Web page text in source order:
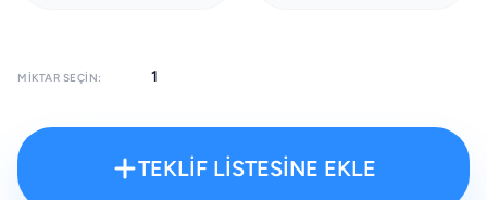
MIKTAR SEÇIN:
TEKLİF LİSTESİNE EKLE